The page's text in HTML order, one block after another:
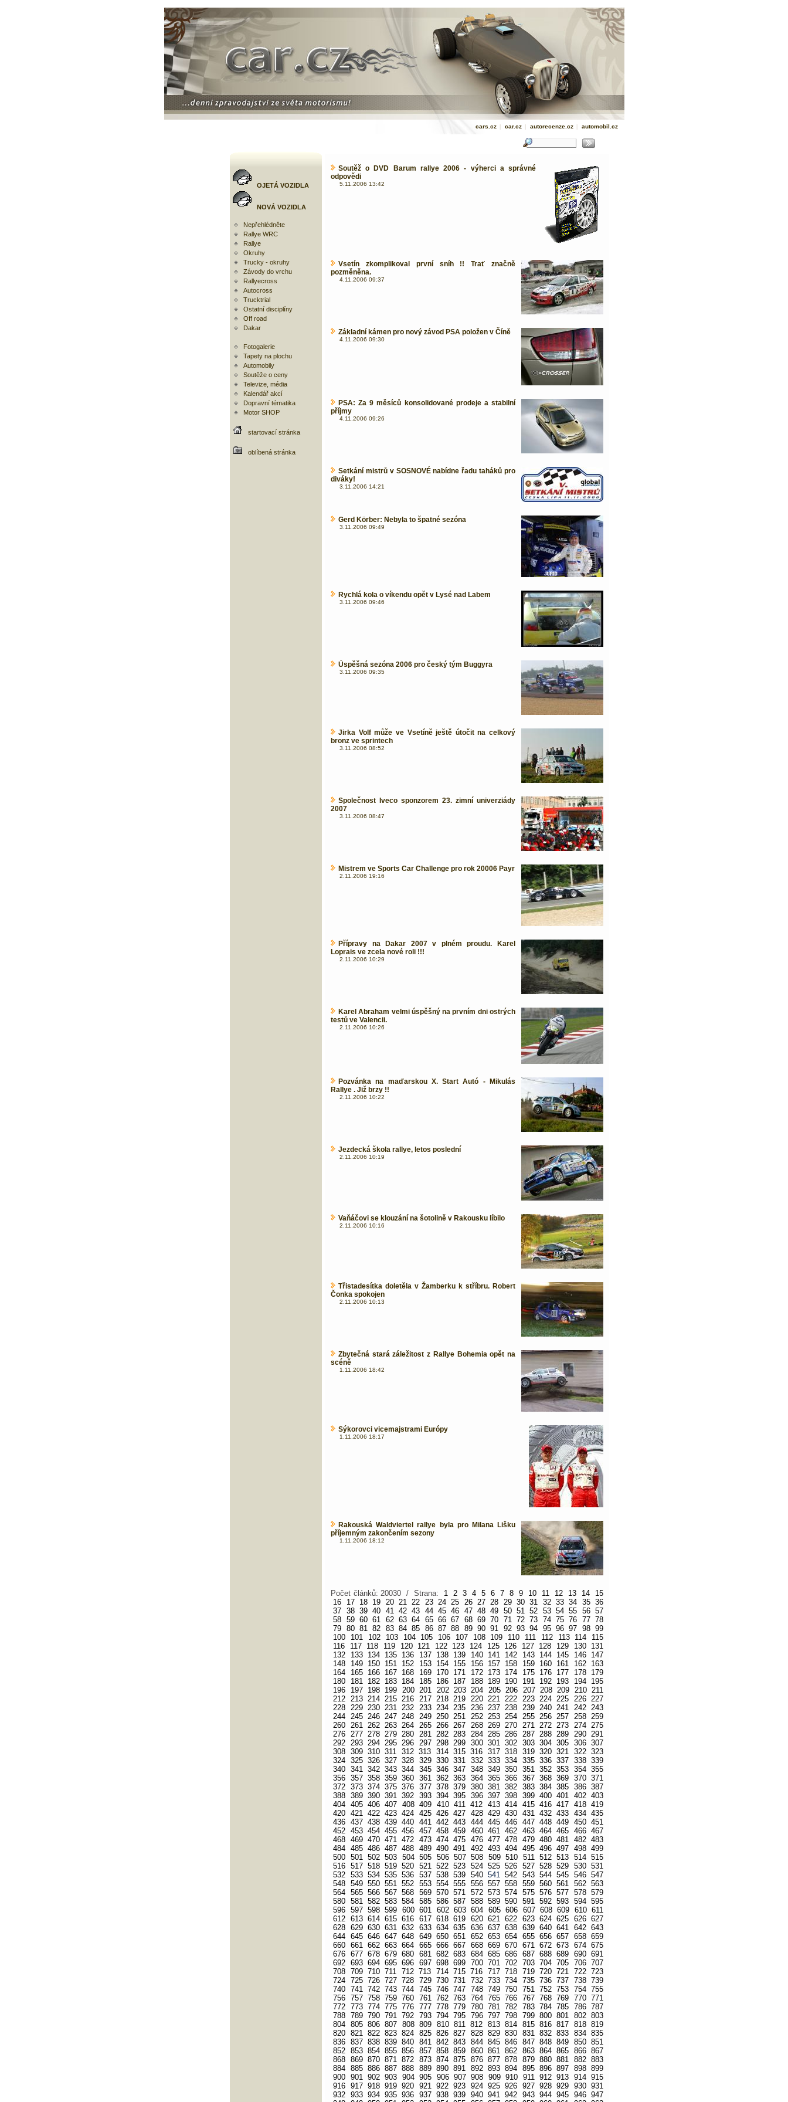
cars.cz | car.cz | autorecenze.cz | automobil.cz
OJETÁ VOZIDLA
NOVÁ VOZIDLA
Nepřehlédněte
Rallye WRC
Rallye
Okruhy
Trucky - okruhy
Závody do vrchu
Rallyecross
Autocross
Trucktrial
Ostatní disciplíny
Off road
Dakar
Fotogalerie
Tapety na plochu
Automobily
Soutěže o ceny
Televize, média
Kalendář akcí
Dopravní tématika
Motor SHOP
startovací stránka
oblíbená stránka
Soutěž o DVD Barum rallye 2006 - výherci a správné
odpovědi
5.11.2006 13:42
Vsetín zkomplikoval první sníh !! Trať značně
pozměněna.
4.11.2006 09:37
Základní kámen pro nový závod PSA položen v Číně
4.11.2006 09:30
PSA: Za 9 měsíců konsolidované prodeje a stabilní
příjmy
4.11.2006 09:26
Setkání mistrů v SOSNOVÉ nabídne řadu taháků pro
diváky!
3.11.2006 14:21
Gerd Körber: Nebyla to špatné sezóna
3.11.2006 09:49
Rychlá kola o víkendu opět v Lysé nad Labem
3.11.2006 09:46
Úspěšná sezóna 2006 pro český tým Buggyra
3.11.2006 09:35
Jirka Volf může ve Vsetíně ještě útočit na celkový
bronz ve sprintech
3.11.2006 08:52
Společnost Iveco sponzorem 23. zimní univerziády
2007
3.11.2006 08:47
Mistrem ve Sports Car Challenge pro rok 20006 Payr
2.11.2006 19:16
Přípravy na Dakar 2007 v plném proudu. Karel
Loprais ve zcela nové roli !!!
2.11.2006 10:29
Karel Abraham velmi úspěšný na prvním dni ostrých
testů ve Valencii.
2.11.2006 10:26
Pozvánka na maďarskou X. Start Autó - Mikulás
Rallye . Již brzy !!
2.11.2006 10:22
Jezdecká škola rallye, letos poslední
2.11.2006 10:19
Vaňáčovi se klouzání na šotolině v Rakousku líbilo
2.11.2006 10:16
Třistadesítka doletěla v Žamberku k stříbru. Robert
Čonka spokojen
2.11.2006 10:13
Zbytečná stará záležitost z Rallye Bohemia opět na
scéně
1.11.2006 18:42
Sýkorovci vicemajstrami Európy
1.11.2006 18:17
Rakouská Waldviertel rallye byla pro Milana Lišku
příjemným zakončením sezony
1.11.2006 18:12
Počet článků: 20030 / Strana: 1 2 3 4 5 6 7 8 9 10 11 12 13 14
15
16
17 18 19 20 21 22 23 24 25 26 27 28 29 30 31 32 33 34 35 36
37 38 39 40 41 42 43 44 45 46 47 48 49 50 51 52 53 54 55 56 57
58 59 60 61 62 63 64 65 66 67 68 69 70 71 72 73 74 75 76 77 78
79 80 81 82 83 84 85 86 87 88 89 90 91 92 93 94 95 96 97 98 99
100
101 102 103 104 105 106 107 108 109 110 111 112 113 114
115
116
117 118 119 120 121 122 123 124 125 126 127 128 129 130
131
132
133 134 135 136 137 138 139 140 141 142 143 144 145 146
147
148
149 150 151 152 153 154 155 156 157 158 159 160 161 162
163
164
165 166 167 168 169 170 171 172 173 174 175 176 177 178
179
180
181 182 183 184 185 186 187 188 189 190 191 192 193 194
195
196
197 198 199 200 201 202 203 204 205 206 207 208 209 210 211
212 213 214 215 216 217 218 219 220 221 222 223 224 225 226 227
228 229 230 231 232 233 234 235 236 237 238 239 240 241 242 243
244 245 246 247 248 249 250 251 252 253 254 255 256 257 258 259
260 261 262 263 264 265 266 267 268 269 270 271 272 273 274 275
276 277 278 279 280 281 282 283 284 285 286 287 288 289 290 291
292 293 294 295 296 297 298 299 300 301 302 303 304 305 306 307
308 309 310 311 312 313 314 315 316 317 318 319 320 321 322 323
324 325 326 327 328 329 330 331 332 333 334 335 336 337 338 339
340 341 342 343 344 345 346 347 348 349 350 351 352 353 354 355
356 357 358 359 360 361 362 363 364 365 366 367 368 369 370 371
372 373 374 375 376 377 378 379 380 381 382 383 384 385 386 387
388 389 390 391 392 393 394 395 396 397 398 399 400 401 402 403
404 405 406 407 408 409 410 411 412 413 414 415 416 417 418 419
420 421 422 423 424 425 426 427 428 429 430 431 432 433 434 435
436 437 438 439 440 441 442 443 444 445 446 447 448 449 450 451
452 453 454 455 456 457 458 459 460 461 462 463 464 465 466 467
468 469 470 471 472 473 474 475 476 477 478 479 480 481 482 483
484 485 486 487 488 489 490 491 492 493 494 495 496 497 498 499
500 501 502 503 504 505 506 507 508 509 510 511 512 513 514 515
516 517 518 519 520 521 522 523 524 525 526 527 528 529 530 531
532 533 534 535 536 537 538 539 540 541 542 543 544 545 546 547
548 549 550 551 552 553 554 555 556 557 558 559 560 561 562 563
564 565 566 567 568 569 570 571 572 573 574 575 576 577 578 579
580 581 582 583 584 585 586 587 588 589 590 591 592 593 594 595
596 597 598 599 600 601 602 603 604 605 606 607 608 609 610 611
612 613 614 615 616 617 618 619 620 621 622 623 624 625 626 627
628 629 630 631 632 633 634 635 636 637 638 639 640 641 642 643
644 645 646 647 648 649 650 651 652 653 654 655 656 657 658 659
660 661 662 663 664 665 666 667 668 669 670 671 672 673 674 675
676 677 678 679 680 681 682 683 684 685 686 687 688 689 690 691
692 693 694 695 696 697 698 699 700 701 702 703 704 705 706 707
708 709 710 711 712 713 714 715 716 717 718 719 720 721 722 723
724 725 726 727 728 729 730 731 732 733 734 735 736 737 738 739
740 741 742 743 744 745 746 747 748 749 750 751 752 753 754 755
756 757 758 759 760 761 762 763 764 765 766 767 768 769 770 771
772 773 774 775 776 777 778 779 780 781 782 783 784 785 786 787
788 789 790 791 792 793 794 795 796 797 798 799 800 801 802 803
804 805 806 807 808 809 810 811 812 813 814 815 816 817 818 819
820 821 822 823 824 825 826 827 828 829 830 831 832 833 834 835
836 837 838 839 840 841 842 843 844 845 846 847 848 849 850 851
852 853 854 855 856 857 858 859 860 861 862 863 864 865 866 867
868 869 870 871 872 873 874 875 876 877 878 879 880 881 882 883
884 885 886 887 888 889 890 891 892 893 894 895 896 897 898 899
900 901 902 903 904 905 906 907 908 909 910 911 912 913 914 915
916 917 918 919 920 921 922 923 924 925 926 927 928 929 930 931
932 933 934 935 936 937 938 939 940 941 942 943 944 945 946 947